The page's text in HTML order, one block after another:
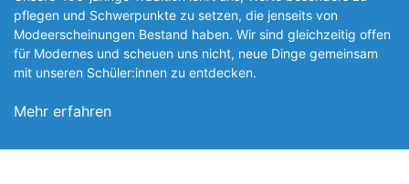
pflegen und Schwerpunkte zu setzen, die jen­seits von
Modeerscheinungen Be­stand haben. Wir sind gleichzeitig offen
für Modernes und scheuen uns nicht, neue Dinge gemeinsam
mit unseren Schüler:innen zu entde­cken.
Mehr erfahren